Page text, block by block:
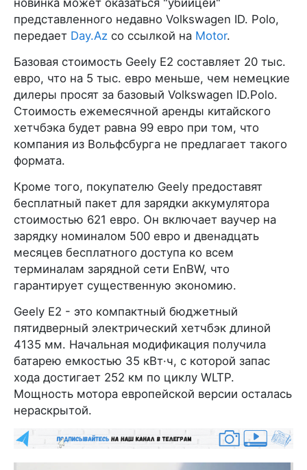
представленного недавно Volkswagen ID. Polo,
передает Day.Az со ссылкой на Motor.
Базовая стоимость Geely E2 составляет 20 тыс.
евро, что на 5 тыс. евро меньше, чем немецкие
дилеры просят за базовый Volkswagen ID.Polo.
Стоимость ежемесячной аренды китайского
хетчбэка будет равна 99 евро при том, что
компания из Вольфсбурга не предлагает такого
формата.
Кроме того, покупателю Geely предоставят
бесплатный пакет для зарядки аккумулятора
стоимостью 621 евро. Он включает ваучер на
зарядку номиналом 500 евро и двенадцать
месяцев бесплатного доступа ко всем
терминалам зарядной сети EnBW, что
гарантирует существенную экономию.
Geely E2 - это компактный бюджетный
пятидверный электрический хетчбэк длиной
4135 мм. Начальная модификация получила
батарею емкостью 35 кВт·ч, с которой запас
хода достигает 252 км по циклу WLTP.
Мощность мотора европейской версии осталась
нераскрытой.